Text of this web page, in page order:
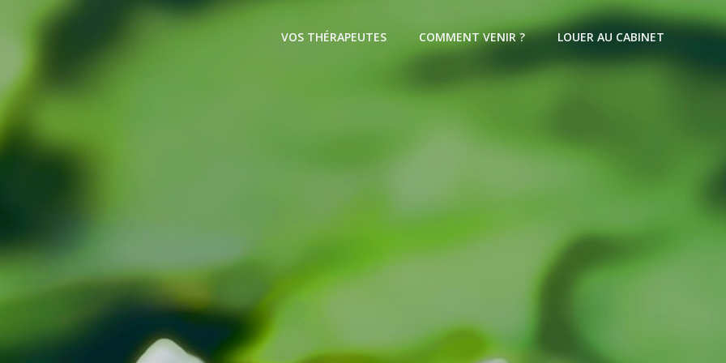
VOS THÉRAPEUTES COMMENT VENIR ? LOUER AU CABINET